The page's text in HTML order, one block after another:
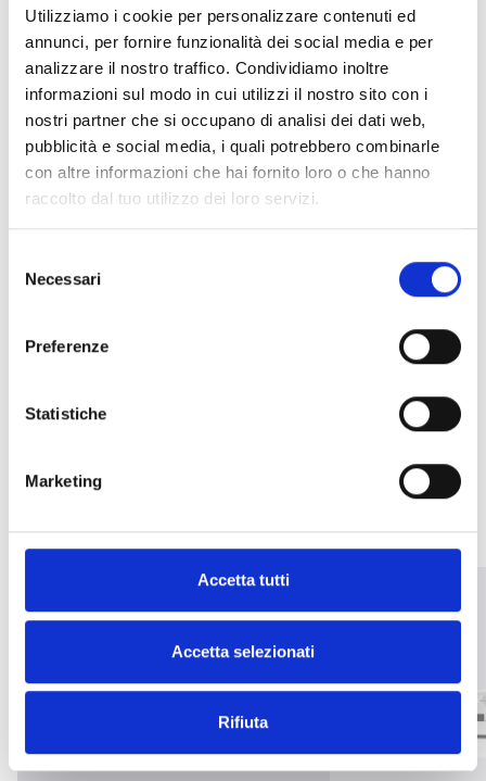
Utilizziamo i cookie per personalizzare contenuti ed
annunci, per fornire funzionalità dei social media e per
analizzare il nostro traffico. Condividiamo inoltre
informazioni sul modo in cui utilizzi il nostro sito con i
nostri partner che si occupano di analisi dei dati web,
pubblicità e social media, i quali potrebbero combinarle
con altre informazioni che hai fornito loro o che hanno
raccolto dal tuo utilizzo dei loro servizi.
delNecessari
Preferenze
Statistiche
Marketing
Accetta tutti
Accetta selezionati
Rifiuta
This product is available in the following
versions
ALPU1000
OTHER SIMILAR PRODUCTS